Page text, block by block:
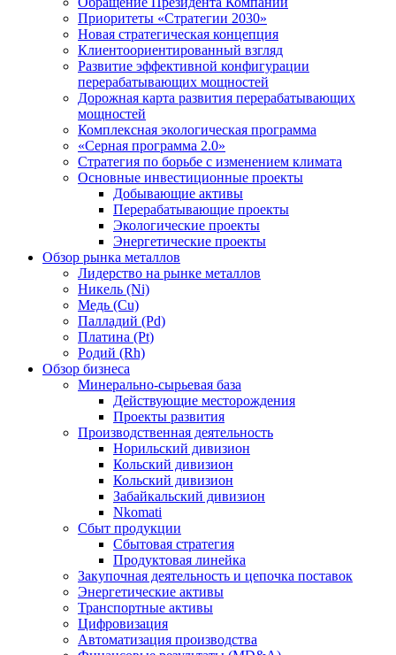
Приоритеты «Стратегии 2030»
Новая стратегическая концепция
Клиентоориентированный взгляд
Развитие эффективной конфигурации
перерабатывающих мощностей
Дорожная карта развития перерабатывающих
мощностей
Комплексная экологическая программа
«Серная программа 2.0»
Стратегия по борьбе с изменением климата
Основные инвестиционные проекты
Добывающие активы
Перерабатывающие проекты
Экологические проекты
Энергетические проекты
Обзор рынка металлов
Лидерство на рынке металлов
Никель (Ni)
Медь (Cu)
Палладий (Pd)
Платина (Pt)
Родий (Rh)
Обзор бизнеса
Минерально-сырьевая база
Действующие месторождения
Проекты развития
Производственная деятельность
Норильский дивизион
Кольский дивизион
Кольский дивизион
Забайкальский дивизион
Nkomati
Сбыт продукции
Сбытовая стратегия
Продуктовая линейка
Закупочная деятельность и цепочка поставок
Энергетические активы
Транспортные активы
Цифровизация
Автоматизация производства